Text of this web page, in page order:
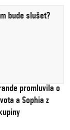
bude slušet?
promluvila o
a Sophia z